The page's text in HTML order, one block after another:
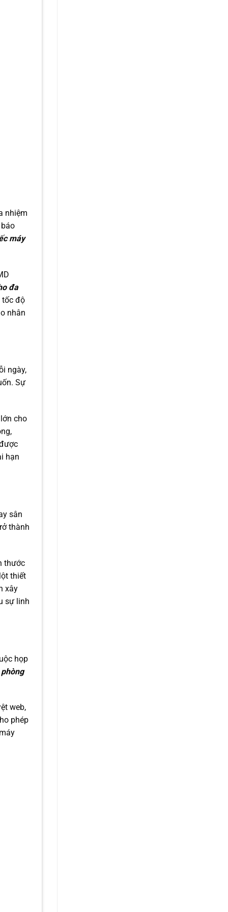
nhiệm
máy
đa
tốc độ
nhân
ngày,
Sự
cho
hạn
sân
thành
thước
thiết
xây
sự linh
họp
web,
phép